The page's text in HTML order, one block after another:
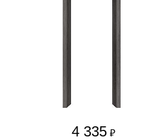
4 335 ₽